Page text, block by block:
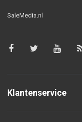
SaleMedia.nl
Klantenservice